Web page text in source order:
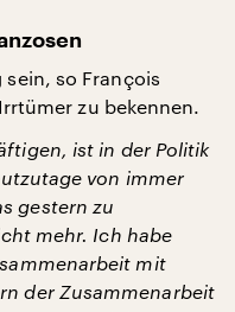
so François
zu bekennen.
ist in der Politik
von immer
gestern zu
mehr. Ich habe
mit
der Zusammenarbeit